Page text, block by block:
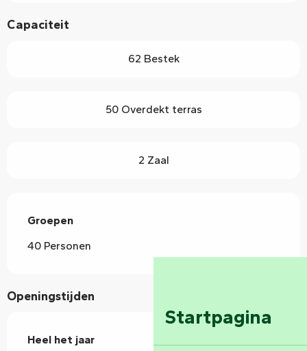
Startpagina
Capaciteit
62 Bestek
50 Overdekt terras
2 Zaal
Groepen
Groepen
40 Personen
Openingstijden
Heel het jaar
Heel het jaar